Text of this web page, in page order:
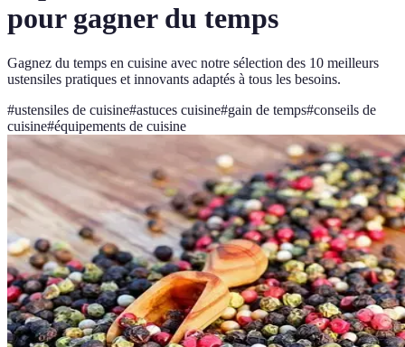
pour gagner du temps
Gagnez du temps en cuisine avec notre sélection des 10 meilleurs
ustensiles pratiques et innovants adaptés à tous les besoins.
#ustensiles de cuisine#astuces cuisine#gain de temps#conseils de
cuisine#équipements de cuisine